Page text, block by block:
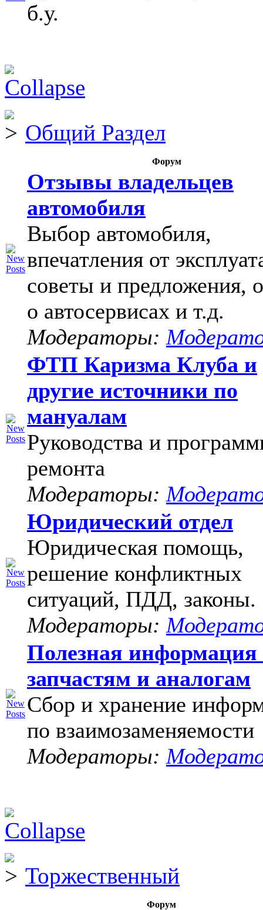
б.у.
Общий Раздел
Форум
Отзывы владельцев
автомобиля
Выбор автомобиля,
впечатления от
советы и предложения,
о автосервисах и т.д.
Модераторы:
ФТП Каризма Клуба и
другие источники по
мануалам
Руководства и
ремонта
Модераторы:
Юридический отдел
Юридическая помощь,
решение конфликтных
ситуаций, ПДД, законы.
Модераторы:
Полезная информация
запчастям и аналогам
Сбор и хранение
по взаимозаменяемости
Модераторы:
Торжественный
Форум